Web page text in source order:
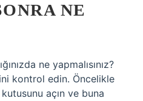
NE
ne yapmalısınız?
kontrol edin. Öncelikle
kutusunu açın ve buna